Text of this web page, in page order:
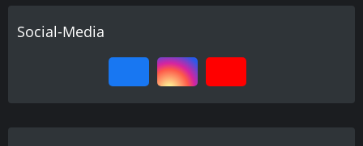
Social-Media